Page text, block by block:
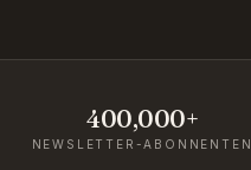
400,000+
NEWSLETTER-ABONNENTEN